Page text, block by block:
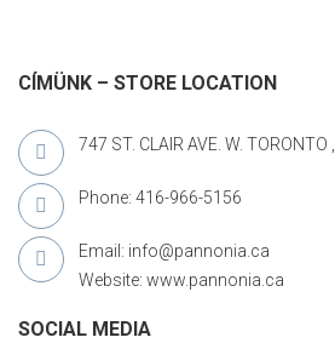
CÍMÜNK – STORE LOCATION
747 ST. CLAIR AVE. W. TORONTO
Phone: 416-966-5156
Email: info@pannonia.ca
Website: www.pannonia.ca
SOCIAL MEDIA